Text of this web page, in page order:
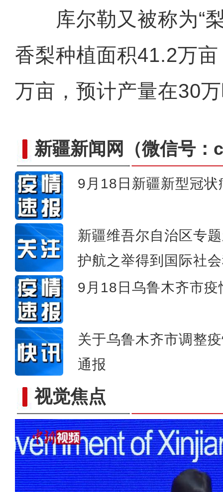
库尔勒又被称为“梨
香梨种植面积41.2万
万亩，预计产量在30
新疆新闻网 （微信号
9月18日新疆新型冠
新疆维吾尔自治区专
护航之举得到国际社
9月18日乌鲁木齐市
关于乌鲁木齐市调整
通报
视觉焦点新疆棉花即将进入采收期 机